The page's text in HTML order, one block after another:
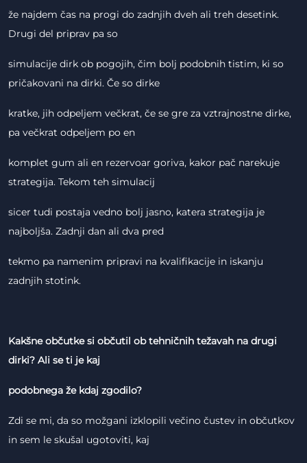
že najdem čas na progi do zadnjih dveh ali treh desetink.
Drugi del priprav pa so
simulacije dirk ob pogojih, čim bolj podobnih tistim, ki so
pričakovani na dirki. Če so dirke
kratke, jih odpeljem večkrat, če se gre za vztrajnostne dirke,
pa večkrat odpeljem po en
komplet gum ali en rezervoar goriva, kakor pač narekuje
strategija. Tekom teh simulacij
sicer tudi postaja vedno bolj jasno, katera strategija je
najboljša. Zadnji dan ali dva pred
tekmo pa namenim pripravi na kvalifikacije in iskanju
zadnjih stotink.
Kakšne občutke si občutil ob tehničnih težavah na drugi
dirki? Ali se ti je kaj
podobnega že kdaj zgodilo?
Zdi se mi, da so možgani izklopili večino čustev in občutkov
in sem le skušal ugotoviti, kaj